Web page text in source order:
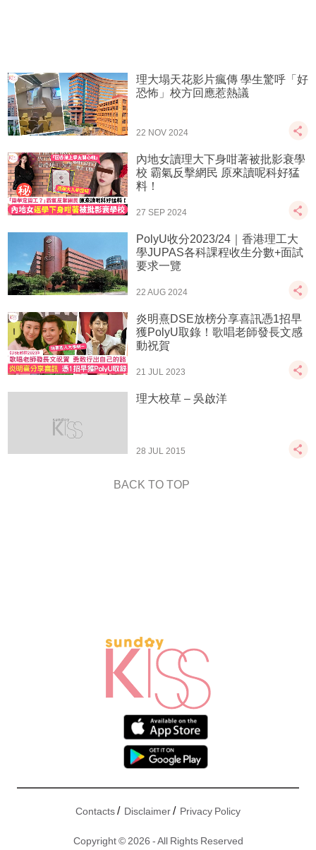
理大塌天花影片瘋傳 學生驚呼「好
恐怖」校方回應惹熱議
22 NOV 2024
內地女讀理大下身咁著被批影衰學
校 霸氣反擊網民 原來讀呢科好猛
料！
27 SEP 2024
PolyU收分2023/24｜香港理工大
學JUPAS各科課程收生分數+面試
要求一覽
22 AUG 2024
炎明熹DSE放榜分享喜訊憑1招早
獲PolyU取錄！歌唱老師發長文感
動祝賀
21 JUL 2023
理大校草 – 吳啟洋
28 JUL 2015
BACK TO TOP
Contacts/ Disclaimer/ Privacy Policy
Copyright © 2026 - All Rights Reserved